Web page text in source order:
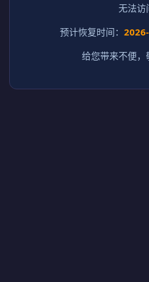
无法访
预计恢复时间：
给您带来不便，